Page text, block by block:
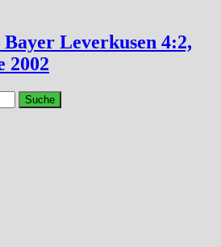
Bayer Leverkusen 4:2,
2002